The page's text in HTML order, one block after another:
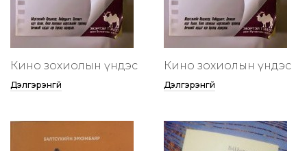
Кино зохиолын үндэс
Дэлгэрэнгүй
Кино зохиолын үндэс
Дэлгэрэнгүй